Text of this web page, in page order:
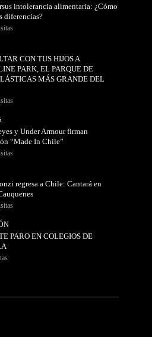
intolerancia alimentaria: ¿Cómo
diferencias?
CON TUS HIJOS A
PARK, EL PARQUE DE
MÁS GRANDE DEL
y Under Armour firman
“Made In Chile”
regresa a Chile: Cantará en
PARO EN COLEGIOS DE